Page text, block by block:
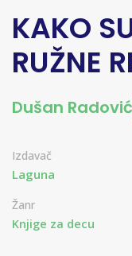
KAKO
RUŽNE
Dušan Radović
Izdavač
Laguna
Žanr
Knjige za decu